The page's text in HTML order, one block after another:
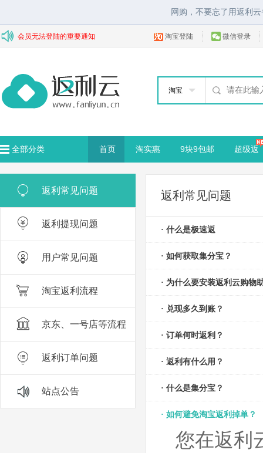
网购，不要忘了用返利
会员无法登陆的重要通知 淘宝登陆 微信登录
淘宝
全部分类 首页 淘实惠 9块9包邮 超级返
返利常见问题
返利提现问题
用户常见问题
淘宝返利流程
京东、一号店等流程
返利订单问题
站点公告
返利常见问题
· 什么是极速返
· 如何获取集分宝？
· 为什么要安装返利云购物
· 兑现多久到账？
· 订单何时返利？
· 返利有什么用？
· 什么是集分宝？
· 如何避免淘宝返利掉单？
您在返利